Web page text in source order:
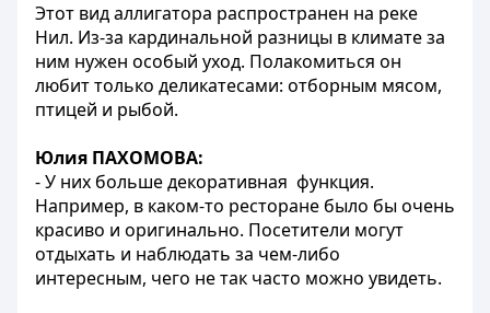
Этот вид аллигатора распространен на реке
Нил. Из-за кардинальной разницы в климате за
ним нужен особый уход. Полакомиться он
любит только деликатесами: отборным мясом,
птицей и рыбой.
Юлия ПАХОМОВА:
- У них больше декоративная функция.
Например, в каком-то ресторане было бы очень
красиво и оригинально. Посетители могут
отдыхать и наблюдать за чем-либо
интересным, чего не так часто можно увидеть.